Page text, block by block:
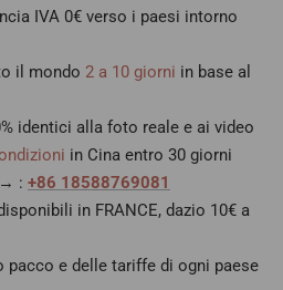
IVA 0€ verso i paesi intorno
il mondo 2 a 10 giorni in base al
identici alla foto reale e ai video
in Cina entro 30 giorni
: +86 18588769081
in FRANCE, dazio 10€ a
pacco e delle tariffe di ogni paese